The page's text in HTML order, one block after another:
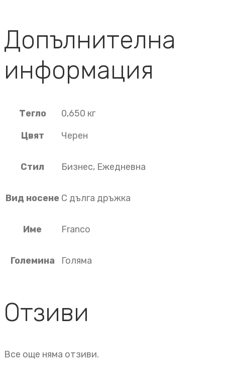
Допълнителна
информация
Тегло
0,650 кг
Цвят
Черен
Стил Бизнес, Ежедневна
Вид носене С дълга дръжка
Име Franco
Големина Голяма
Отзиви
Все още няма отзиви.